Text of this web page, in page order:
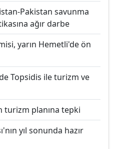
Pakistan savunma
ağır darbe
yarın Hemetli'de ön
Topsidis ile turizm ve
turizm planına tepki
yıl sonunda hazır